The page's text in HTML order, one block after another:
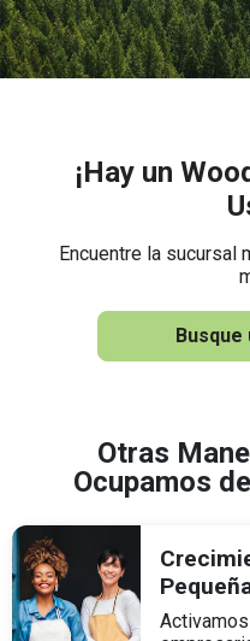
¡Hay un
Encuentre la sucursal
Busque
Otras
Ocupamos